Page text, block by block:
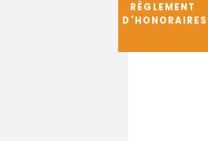
RÈGLEMENT
D'HONORAIRES